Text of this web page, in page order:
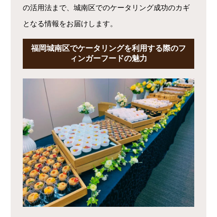
の活用法まで、城南区でのケータリング成功のカギ
となる情報をお届けします。
福岡城南区でケータリングを利用する際のフ
ィンガーフードの魅力